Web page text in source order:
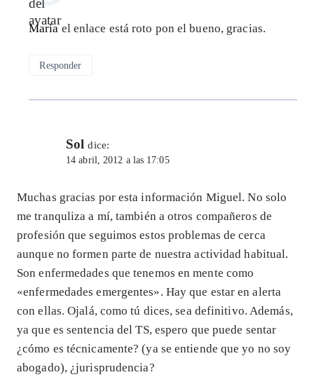
Maríael enlace está roto pon el bueno, gracias.
Responder
Sol dice:
14 abril, 2012 a las 17:05
Muchas gracias por esta información Miguel. No solo
me tranquliza a mí, también a otros compañeros de
profesión que seguimos estos problemas de cerca
aunque no formen parte de nuestra actividad habitual.
Son enfermedades que tenemos en mente como
«enfermedades emergentes». Hay que estar en alerta
con ellas. Ojalá, como tú dices, sea definitivo. Además,
ya que es sentencia del TS, espero que puede sentar
¿cómo es técnicamente? (ya se entiende que yo no soy
abogado), ¿jurisprudencia?